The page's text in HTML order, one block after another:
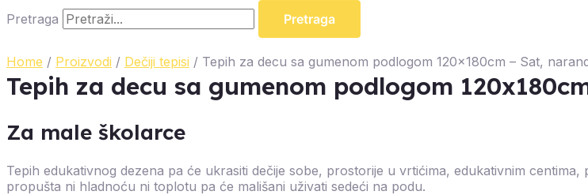
Pretraga Pretraga
Home / Proizvodi / Dečiji tepisi / Tepih za decu sa gumenom podlogom 120x180cm – Sat,
Tepih za decu sa gumenom podlogom
Za male školarce
Tepih edukativnog dezena pa će ukrasiti dečije sobe, prostorije u vrtićima, edukativnim centima,
propušta ni hladnoću ni toplotu pa će mališani uživati sedeći na podu.